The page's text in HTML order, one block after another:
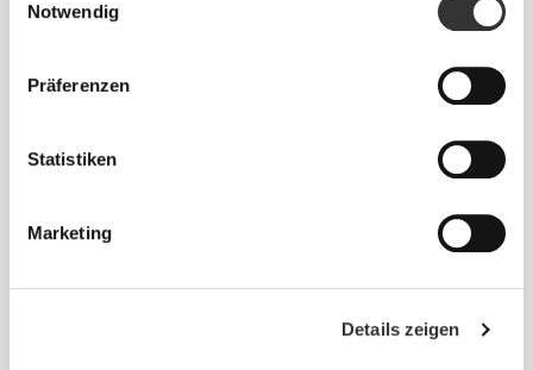
Notwendig
Präferenzen
Statistiken
Marketing
Details zeigen
100% Baumwolle